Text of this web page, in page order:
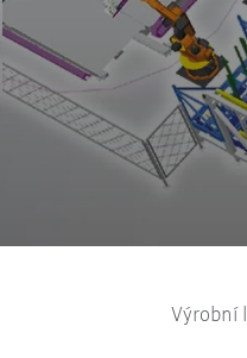
Výrobní